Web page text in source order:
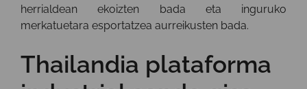
herrialdean ekoizten bada eta inguruko
merkatuetara esportatzea aurreikusten bada.
Thailandia plataforma